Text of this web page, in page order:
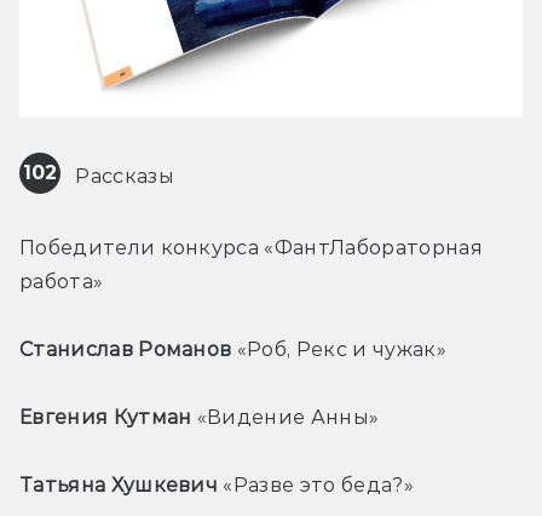
102 Рассказы
Победители конкурса «ФантЛабораторная
работа»
Станислав Романов «Роб, Рекс и чужак»
Евгения Кутман «Видение Анны»
Татьяна Хушкевич «Разве это беда?»